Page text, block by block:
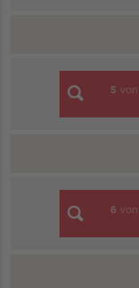
5 von
6 von